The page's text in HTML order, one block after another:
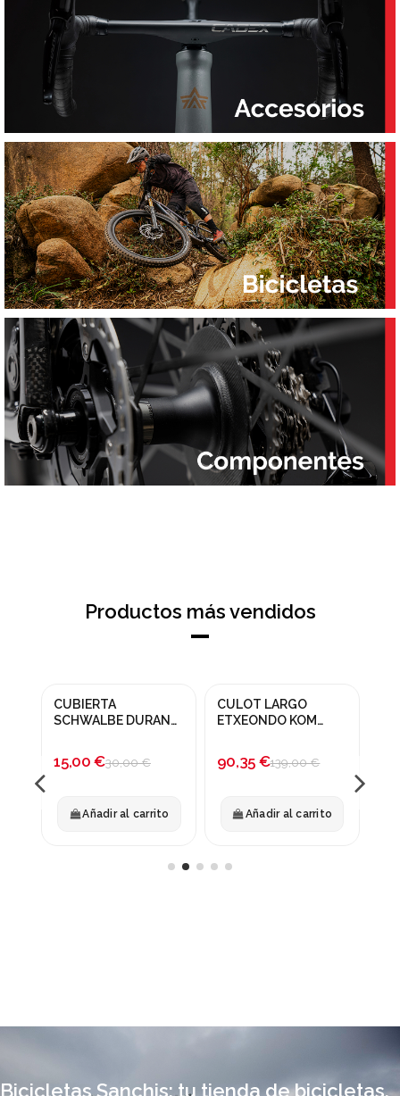
Productos más vendidos
¡En oferta!
CUBIERTA
SCHWALBE DURANO
15,00 €30,00 €
Añadir al carrito
¡En oferta!
CULOT LARGO
ETXEONDO KOM
90,35 €139,00 €
Añadir al carrito
Bicicletas Sanchis: tu tienda de bicicletas,